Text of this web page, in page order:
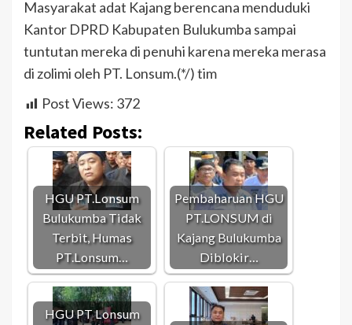
Masyarakat adat Kajang berencana menduduki
Kantor DPRD Kabupaten Bulukumba sampai
tuntutan mereka di penuhi karena mereka merasa
di zolimi oleh PT. Lonsum.(*/) tim
Post Views: 372
Related Posts:
HGU PT.Lonsum
Bulukumba Tidak
Terbit, Humas
PT.Lonsum…
Pembaharuan HGU
PT.LONSUM di
Kajang Bulukumba
Diblokir…
HGU PT Lonsum